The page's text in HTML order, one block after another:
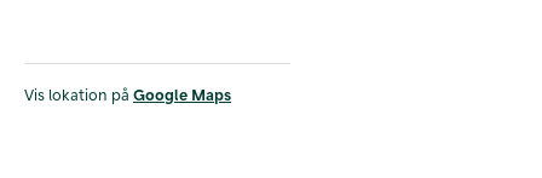
Vis lokation på Google Maps